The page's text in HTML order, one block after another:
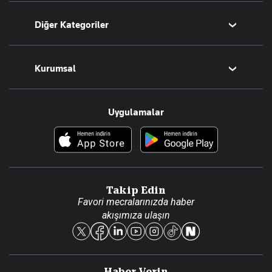
Bugünün Yazarları
Tüm Yazarlar
Diğer Kategoriler
Magazin
Teknoloji
Resmî Ilanlar
Foto Haber
Kurumsal
Hakkımızda
Künye
Reklam Ver
Uygulamalar
Takip Edin
Favori mecralarınızda haber
akışımıza ulaşın